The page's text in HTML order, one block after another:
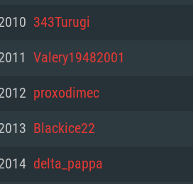
사양
체제: Windows 10 (64
세서: 2.2 GHz 듀얼코
: 4GB
사양
체제: Mac OS Big Sur
세서: 최소 2.2 GHz의
사양
체제: 64bit Linux 중 최
세서: 2.4 GHz 듀얼코어
: 4 GB
343Turugi
Valery19482001
proxodimec
Blackice22
delta_pappa